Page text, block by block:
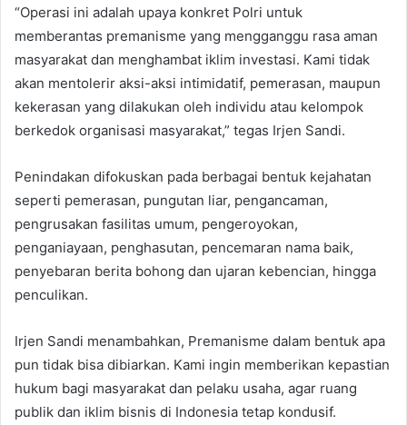
“Operasi ini adalah upaya konkret Polri untuk
memberantas premanisme yang mengganggu rasa aman
masyarakat dan menghambat iklim investasi. Kami tidak
akan mentolerir aksi-aksi intimidatif, pemerasan, maupun
kekerasan yang dilakukan oleh individu atau kelompok
berkedok organisasi masyarakat,” tegas Irjen Sandi.
Penindakan difokuskan pada berbagai bentuk kejahatan
seperti pemerasan, pungutan liar, pengancaman,
pengrusakan fasilitas umum, pengeroyokan,
penganiayaan, penghasutan, pencemaran nama baik,
penyebaran berita bohong dan ujaran kebencian, hingga
penculikan.
Irjen Sandi menambahkan, Premanisme dalam bentuk apa
pun tidak bisa dibiarkan. Kami ingin memberikan kepastian
hukum bagi masyarakat dan pelaku usaha, agar ruang
publik dan iklim bisnis di Indonesia tetap kondusif.